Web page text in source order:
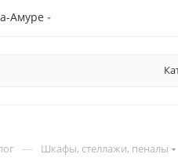
Амуре
— Шкафы, стеллажи, пеналы